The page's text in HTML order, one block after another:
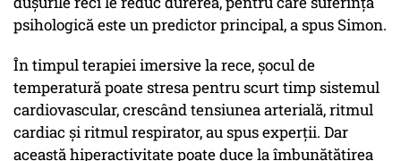
psihologică este un predictor principal, a spus Simon.
În timpul terapiei imersive la rece, șocul de
temperatură poate stresa pentru scurt timp sistemul
cardiovascular, crescând tensiunea arterială, ritmul
cardiac și ritmul respirator, au spus experții. Dar
această hiperactivitate poate duce la îmbunătățirea